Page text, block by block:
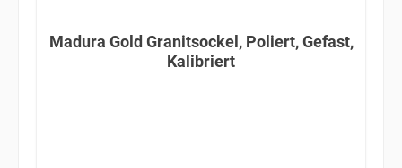
Madura Gold Granitsockel, Poliert, Gefast,
Kalibriert